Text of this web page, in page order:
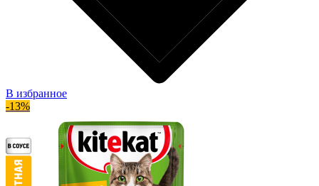
В избранное
-13%